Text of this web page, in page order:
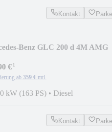
Kontakt
Benz GLC 200 d 4M AMG
€¹
ab 359 € mtl.
kW (163 PS) • Diesel
Kontakt